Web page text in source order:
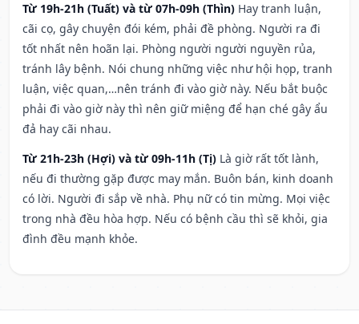
Từ 19h-21h (Tuất) và từ 07h-09h (Thìn) Hay tranh luận,
cãi cọ, gây chuyện đói kém, phải đề phòng. Người ra đi
tốt nhất nên hoãn lại. Phòng người người nguyền rủa,
tránh lây bệnh. Nói chung những việc như hội họp, tranh
luận, việc quan,…nên tránh đi vào giờ này. Nếu bắt buộc
phải đi vào giờ này thì nên giữ miệng để hạn ché gây ẩu
đả hay cãi nhau.
Từ 21h-23h (Hợi) và từ 09h-11h (Tị) Là giờ rất tốt lành,
nếu đi thường gặp được may mắn. Buôn bán, kinh doanh
có lời. Người đi sắp về nhà. Phụ nữ có tin mừng. Mọi việc
trong nhà đều hòa hợp. Nếu có bệnh cầu thì sẽ khỏi, gia
đình đều mạnh khỏe.